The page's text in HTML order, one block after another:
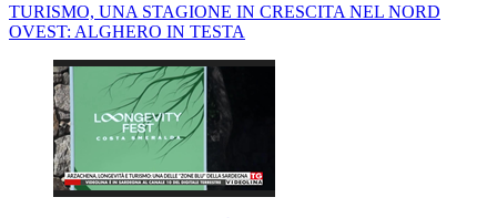
TURISMO, UNA STAGIONE IN CRESCITA NEL NORD
OVEST: ALGHERO IN TESTA